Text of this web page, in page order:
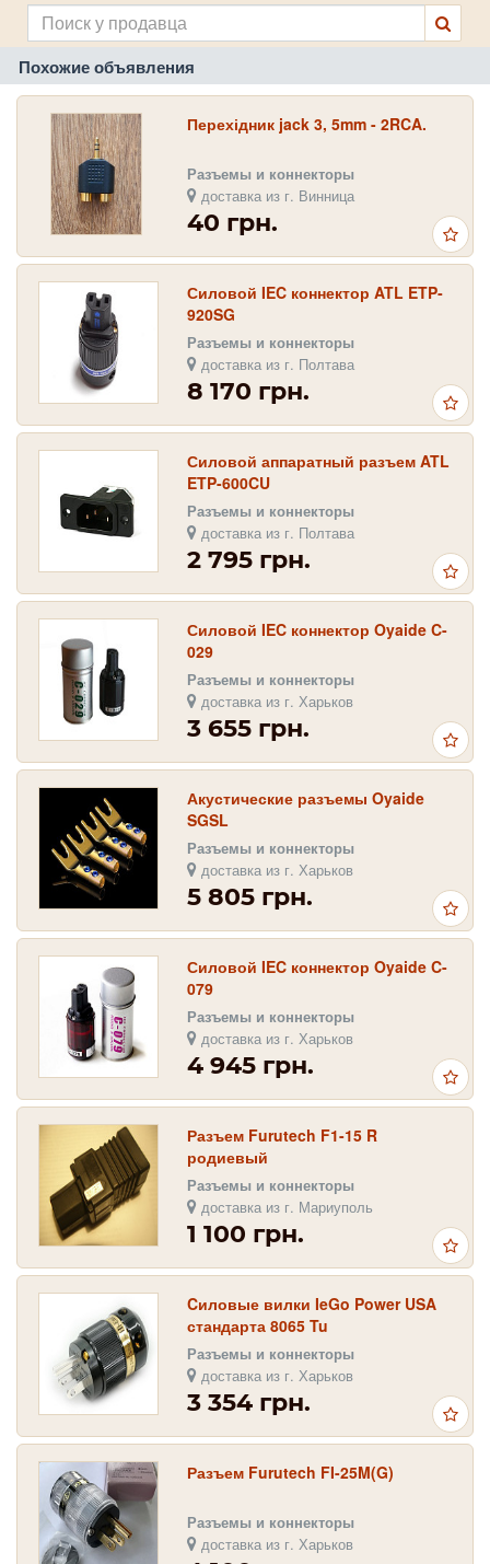
Похожие объявления
Перехідник jack 3, 5mm - 2RCA.
Разъемы и коннекторы
доставка из г. Винница
40 грн.
Силовой IEC коннектор ATL ETP‐
920SG
Разъемы и коннекторы
доставка из г. Полтава
8 170 грн.
Силовой аппаратный разъем ATL
ETP-600CU
Разъемы и коннекторы
доставка из г. Полтава
2 795 грн.
Силовой IEC коннектор Oyaide C-
029
Разъемы и коннекторы
доставка из г. Харьков
3 655 грн.
Акустические разъемы Oyaide
SGSL
Разъемы и коннекторы
доставка из г. Харьков
5 805 грн.
Силовой IEC коннектор Oyaide C-
079
Разъемы и коннекторы
доставка из г. Харьков
4 945 грн.
Разъем Furutech F1-15 R
родиевый
Разъемы и коннекторы
доставка из г. Мариуполь
1 100 грн.
Cиловые вилки IeGo Power USA
стандарта 8065 Tu
Разъемы и коннекторы
доставка из г. Харьков
3 354 грн.
Разъем Furutech FI-25M(G)
Разъемы и коннекторы
доставка из г. Харьков